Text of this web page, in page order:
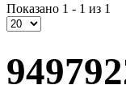
Показано 1 - 1 из 1